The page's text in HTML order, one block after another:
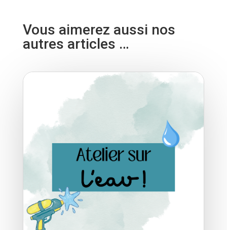
Vous aimerez aussi nos
autres articles …